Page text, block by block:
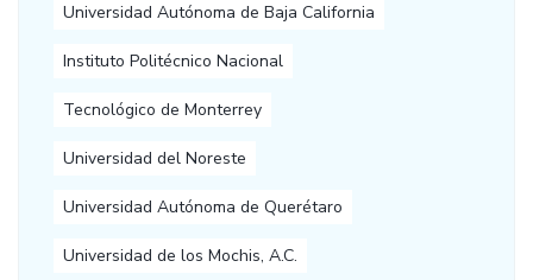
Universidad Autónoma de Baja California
Instituto Politécnico Nacional
Tecnológico de Monterrey
Universidad del Noreste
Universidad Autónoma de Querétaro
Universidad de los Mochis, A.C.